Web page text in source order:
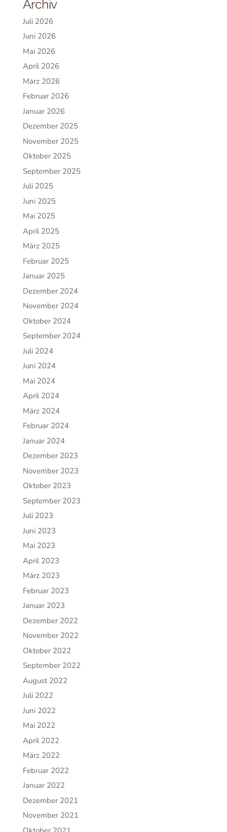
Archiv
Juli 2026
Juni 2026
Mai 2026
April 2026
März 2026
Februar 2026
Januar 2026
Dezember 2025
November 2025
Oktober 2025
September 2025
Juli 2025
Juni 2025
Mai 2025
April 2025
März 2025
Februar 2025
Januar 2025
Dezember 2024
November 2024
Oktober 2024
September 2024
Juli 2024
Juni 2024
Mai 2024
April 2024
März 2024
Februar 2024
Januar 2024
Dezember 2023
November 2023
Oktober 2023
September 2023
Juli 2023
Juni 2023
Mai 2023
April 2023
März 2023
Februar 2023
Januar 2023
Dezember 2022
November 2022
Oktober 2022
September 2022
August 2022
Juli 2022
Juni 2022
Mai 2022
April 2022
März 2022
Februar 2022
Januar 2022
Dezember 2021
November 2021